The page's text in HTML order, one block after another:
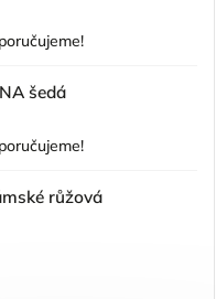
šedá
růžová